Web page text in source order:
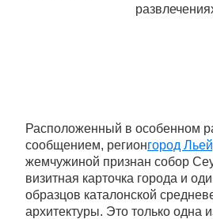
Расположенный в особенном
сообщением, регионгород
жемчужиной признан собор
визитная карточка города и
образцов каталонской
архитектуры. Это только одна